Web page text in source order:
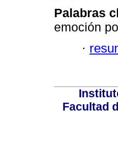
Palabras
emoción
·
Facultad